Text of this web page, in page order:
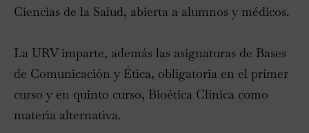
Ciencias de la Salud, abierta a alumnos y médicos.
La URV imparte, además las asignaturas de Bases
de Comunicación y Ética, obligatoria en el primer
curso y en quinto curso, Bioética Clínica como
materia alternativa.